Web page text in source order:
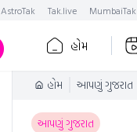
AstroTak Tak.live MumbaiTak
હોમ
હોમ આપણું ગુજરાત
આપણું ગુજરાત